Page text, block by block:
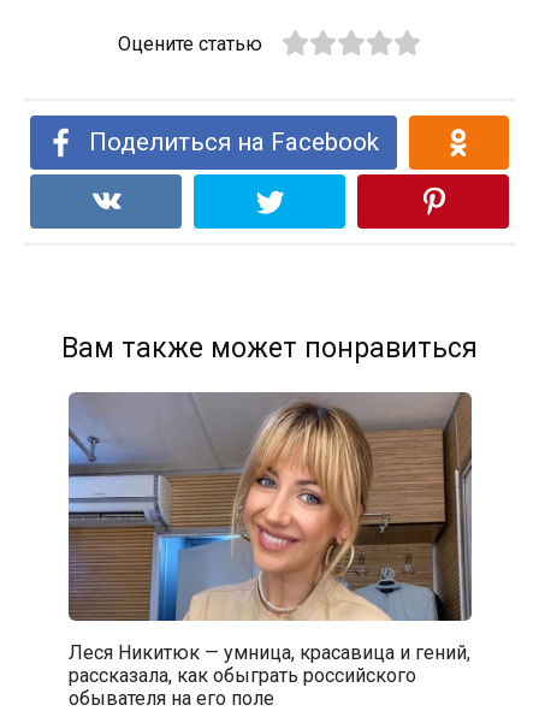
Оцените статью
Поделиться на Facebook
Вам также может понравиться
Леся Никитюк — умница, красавица и гений,
рассказала, как обыграть российского
обывателя на его поле